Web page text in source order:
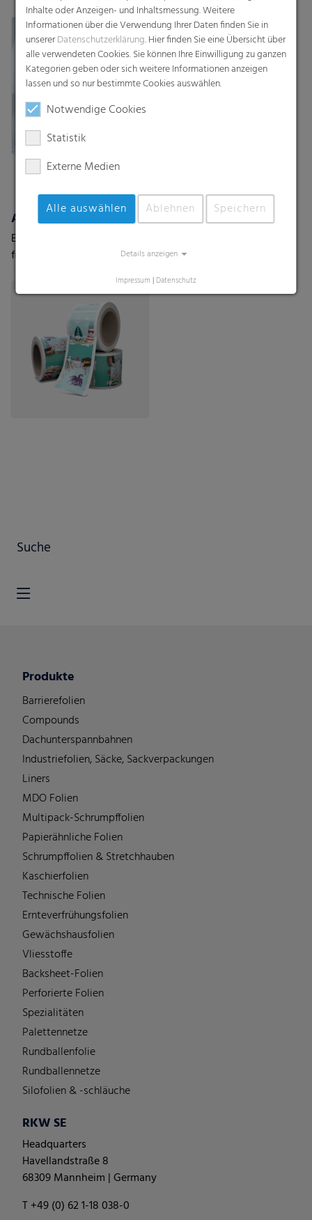
Atmungsaktive Backsheets
Entdecken Sie die weltweit
führenden Backsheet-
Suche
Inhalte oder Anzeigen- und Inhaltsmessung. Weitere
Informationen über die Verwendung Ihrer Daten finden Sie in
unsererDatenschutzerklärung. Hier finden Sie eine Übersicht über
alle verwendeten Cookies. Sie können Ihre Einwilligung zu ganzen
Kategorien geben oder sich weitere Informationen anzeigen
lassen und so nur bestimmte Cookies auswählen.
Notwendige Cookies
Statistik
Externe Medien
Alle auswählen Ablehnen Speichern
Details anzeigen
Impressum | Datenschutz
Produkte
Barrierefolien
Compounds
Dachunterspannbahnen
Industriefolien, Säcke, Sackverpackungen
Liners
MDO Folien
Multipack-Schrumpffolien
Papierähnliche Folien
Schrumpffolien & Stretchhauben
Kaschierfolien
Technische Folien
Ernteverfrühungsfolien
Gewächshausfolien
Vliesstoffe
Backsheet-Folien
Perforierte Folien
Spezialitäten
Palettennetze
Rundballenfolie
Rundballennetze
Silofolien & -schläuche
RKW SE
Headquarters
Havellandstraße 8
68309 Mannheim | Germany
T +49 (0) 62 1-18 038-0